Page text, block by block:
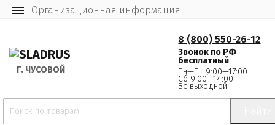
Организационная информация
Г. ЧУСОВОЙ
8 (800) 550-26-12
Звонок по РФ
бесплатный
Пн—Пт 9:00—17:00
Сб 9:00—14:00
Вс выходной